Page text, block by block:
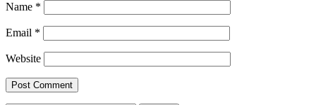
Name *
Email *
Website